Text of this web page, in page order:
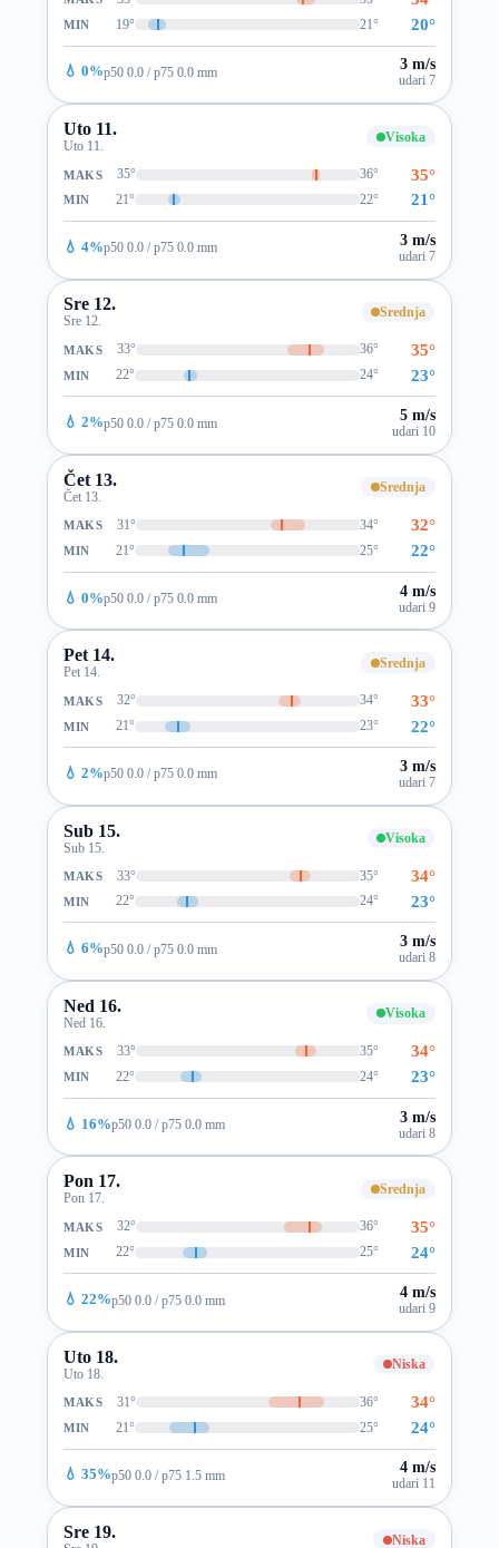
MIN 19° 21° 20°
💧 0%p50 0.0 / p75 0.0 mm 3 m/s
udari 7
Uto 11.
Uto 11.
Visoka
MAKS 35° 36° 35°
MIN 21° 22° 21°
💧 4%p50 0.0 / p75 0.0 mm 3 m/s
udari 7
Sre 12.
Sre 12.
Srednja
MAKS 33° 36° 35°
MIN 22° 24° 23°
💧 2%p50 0.0 / p75 0.0 mm 5 m/s
udari 10
Čet 13.
Čet 13.
Srednja
MAKS 31° 34° 32°
MIN 21° 25° 22°
💧 0%p50 0.0 / p75 0.0 mm 4 m/s
udari 9
Pet 14.
Pet 14.
Srednja
MAKS 32° 34° 33°
MIN 21° 23° 22°
💧 2%p50 0.0 / p75 0.0 mm 3 m/s
udari 7
Sub 15.
Sub 15.
Visoka
MAKS 33° 35° 34°
MIN 22° 24° 23°
💧 6%p50 0.0 / p75 0.0 mm 3 m/s
udari 8
Ned 16.
Ned 16.
Visoka
MAKS 33° 35° 34°
MIN 22° 24° 23°
💧 16%p50 0.0 / p75 0.0 mm 3 m/s
udari 8
Pon 17.
Pon 17.
Srednja
MAKS 32° 36° 35°
MIN 22° 25° 24°
💧 22%p50 0.0 / p75 0.0 mm 4 m/s
udari 9
Uto 18.
Uto 18.
Niska
MAKS 31° 36° 34°
MIN 21° 25° 24°
💧 35%p50 0.0 / p75 1.5 mm 4 m/s
udari 11
Sre 19. Niska